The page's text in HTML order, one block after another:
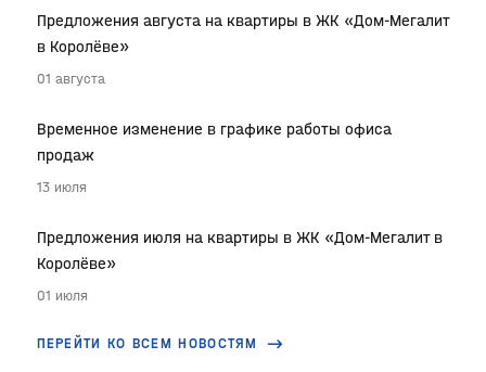
ПЕРЕЙТИ КО ВСЕМ НОВОСТЯМ
Предложения августа на квартиры в ЖК «Дом-Мегалит
в Королёве»
01 августа
Временное изменение в графике работы офиса
продаж
13 июля
Предложения июля на квартиры в ЖК «Дом-Мегалит в
Королёве»
01 июля